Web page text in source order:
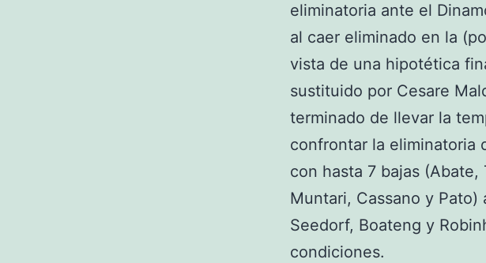
eliminatoria ante el
al caer eliminado en la
vista de una hipotética
sustituido por Cesare
terminado de llevar la
confrontar la eliminatoria
con hasta 7 bajas
Muntari, Cassano y
Seedorf, Boateng y
condiciones.